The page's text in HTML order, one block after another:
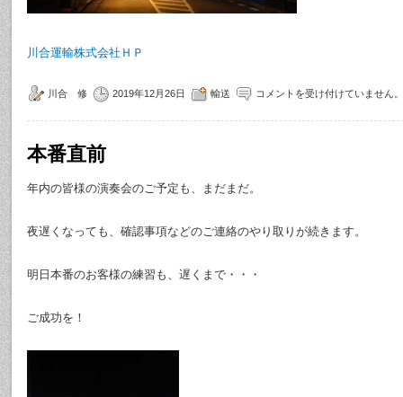
川合運輸株式会社ＨＰ
川合 修 2019年12月26日 輸送 コメントを受け付けていません。
本番直前
年内の皆様の演奏会のご予定も、まだまだ。
夜遅くなっても、確認事項などのご連絡のやり取りが続きます。
明日本番のお客様の練習も、遅くまで・・・
ご成功を！